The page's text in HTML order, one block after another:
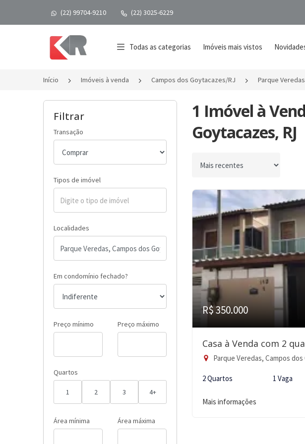
(22) 99704-9210 (22) 3025-6229
Página inicial
Todas as categorias Imóveis mais vistos
Início Imóveis à venda Campos dos Goytacazes/RJ Parque Veredas
Filtrar
Transação
Tipos de imóvel
Localidades
Em condomínio fechado?
Preço mínimo Preço máximo
Quartos
1 2 3 4+
Área mínima Área máxima
1 Imóvel à
Goytacazes, RJ
Ordenar por
R$ 350.000
Casa à Venda com 2
Parque Veredas, Campos
2 Quartos 1 Vaga
Mais informações